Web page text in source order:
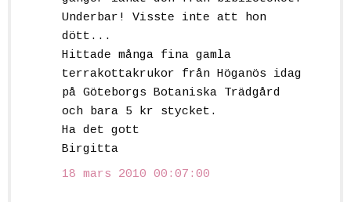
Underbar! Visste inte att hon
dött...
Hittade många fina gamla
terrakottakrukor från Höganös idag
på Göteborgs Botaniska Trädgård
och bara 5 kr stycket.
Ha det gott
Birgitta
18 mars 2010 00:07:00